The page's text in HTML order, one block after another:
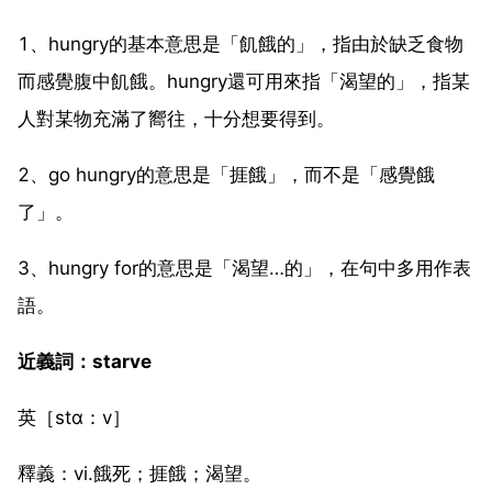
1、hungry的基本意思是「飢餓的」，指由於缺乏食物
而感覺腹中飢餓。hungry還可用來指「渴望的」，指某
人對某物充滿了嚮往，十分想要得到。
2、go hungry的意思是「捱餓」，而不是「感覺餓
了」。
3、hungry for的意思是「渴望…的」，在句中多用作表
語。
近義詞：starve
英［stɑ：v］
釋義：vi.餓死；捱餓；渴望。